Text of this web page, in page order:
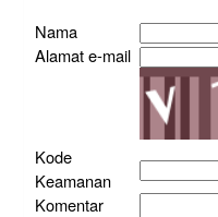
Nama
Alamat e-mail
Kode
Keamanan
Komentar